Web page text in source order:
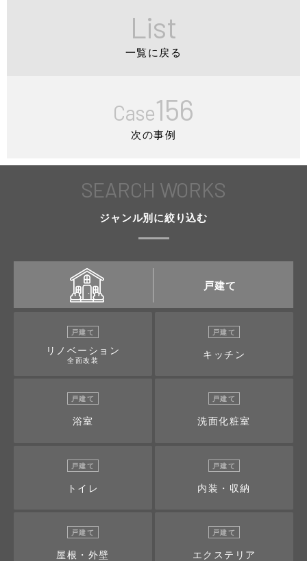
List
一覧に戻る
Case156
次の事例
SEARCH WORKS
ジャンル別に絞り込む
戸建て
戸建て
リノベーション
全面改装
戸建て
キッチン
戸建て
浴室
戸建て
洗面化粧室
戸建て
トイレ
戸建て
内装・収納
戸建て
屋根・外壁
戸建て
エクステリア